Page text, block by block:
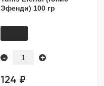
Эфенди) 100 гр
- +
124 ₽